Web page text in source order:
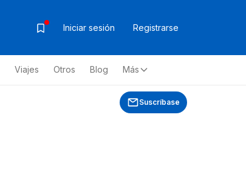
Iniciar sesión Registrarse
Viajes Otros Blog Más
Suscríbase